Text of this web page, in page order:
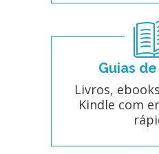
Guias
Livros,
Kindle com